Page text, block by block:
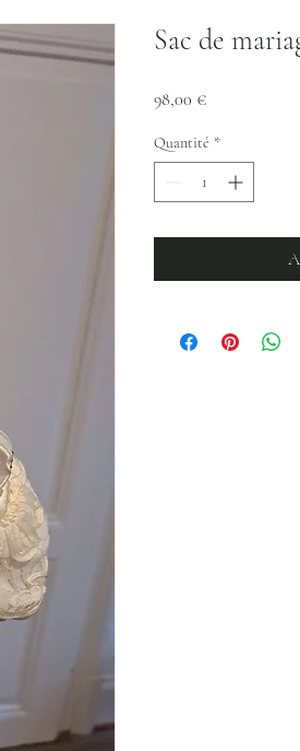
Sac de
98,00 €Prix
Quantité *